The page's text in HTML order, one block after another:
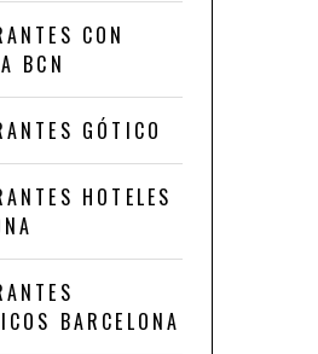
CON
BCN
GÓTICO
HOTELES
BARCELONA